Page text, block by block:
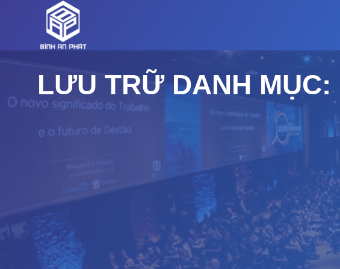
dung
LƯU TRỮ DANH MỤC: